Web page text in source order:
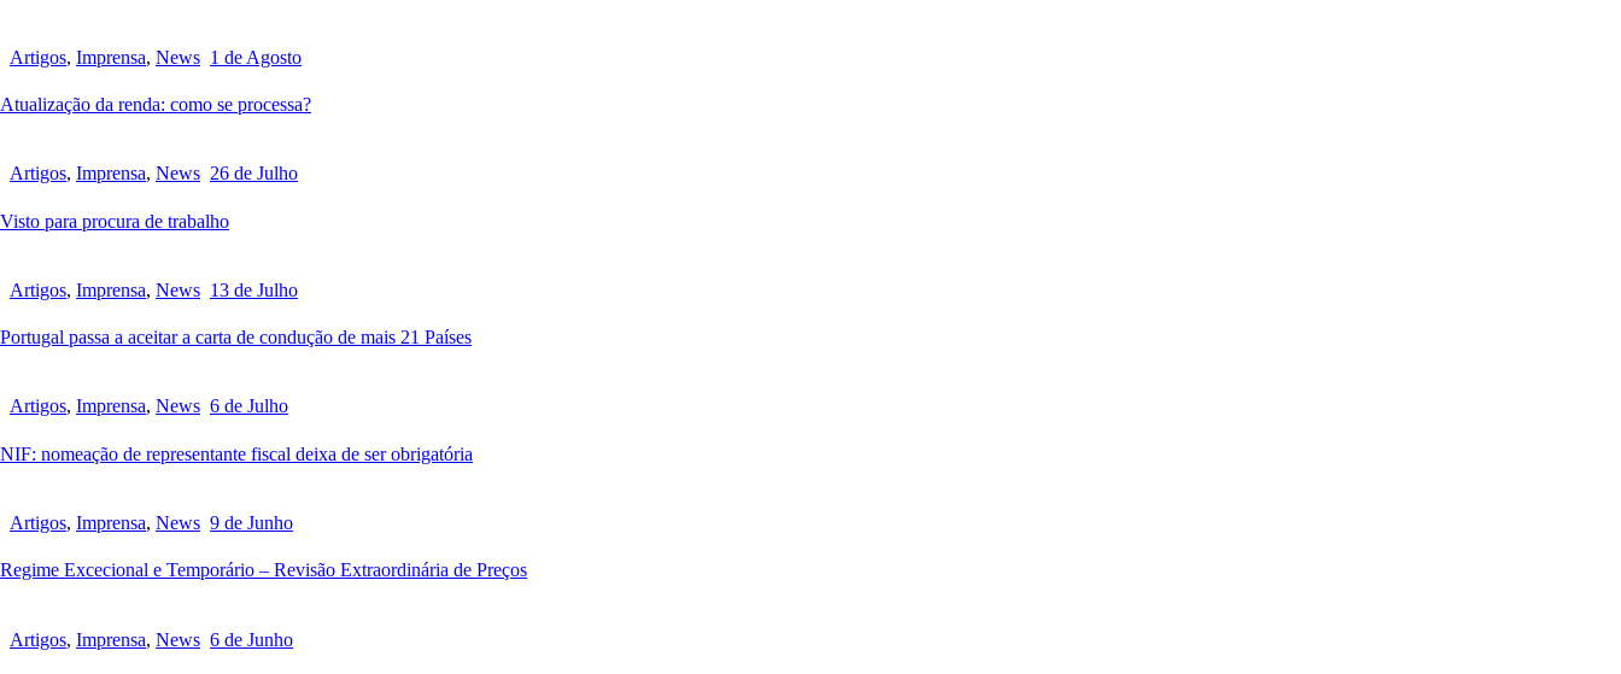
Artigos, Imprensa, News 1 de Agosto
Atualização da renda: como se processa?
Artigos, Imprensa, News 26 de Julho
Visto para procura de trabalho
Artigos, Imprensa, News 13 de Julho
Portugal passa a aceitar a carta de condução de mais 21 Países
Artigos, Imprensa, News 6 de Julho
NIF: nomeação de representante fiscal deixa de ser obrigatória
Artigos, Imprensa, News 9 de Junho
Regime Excecional e Temporário – Revisão Extraordinária de Preços
Artigos, Imprensa, News 6 de Junho